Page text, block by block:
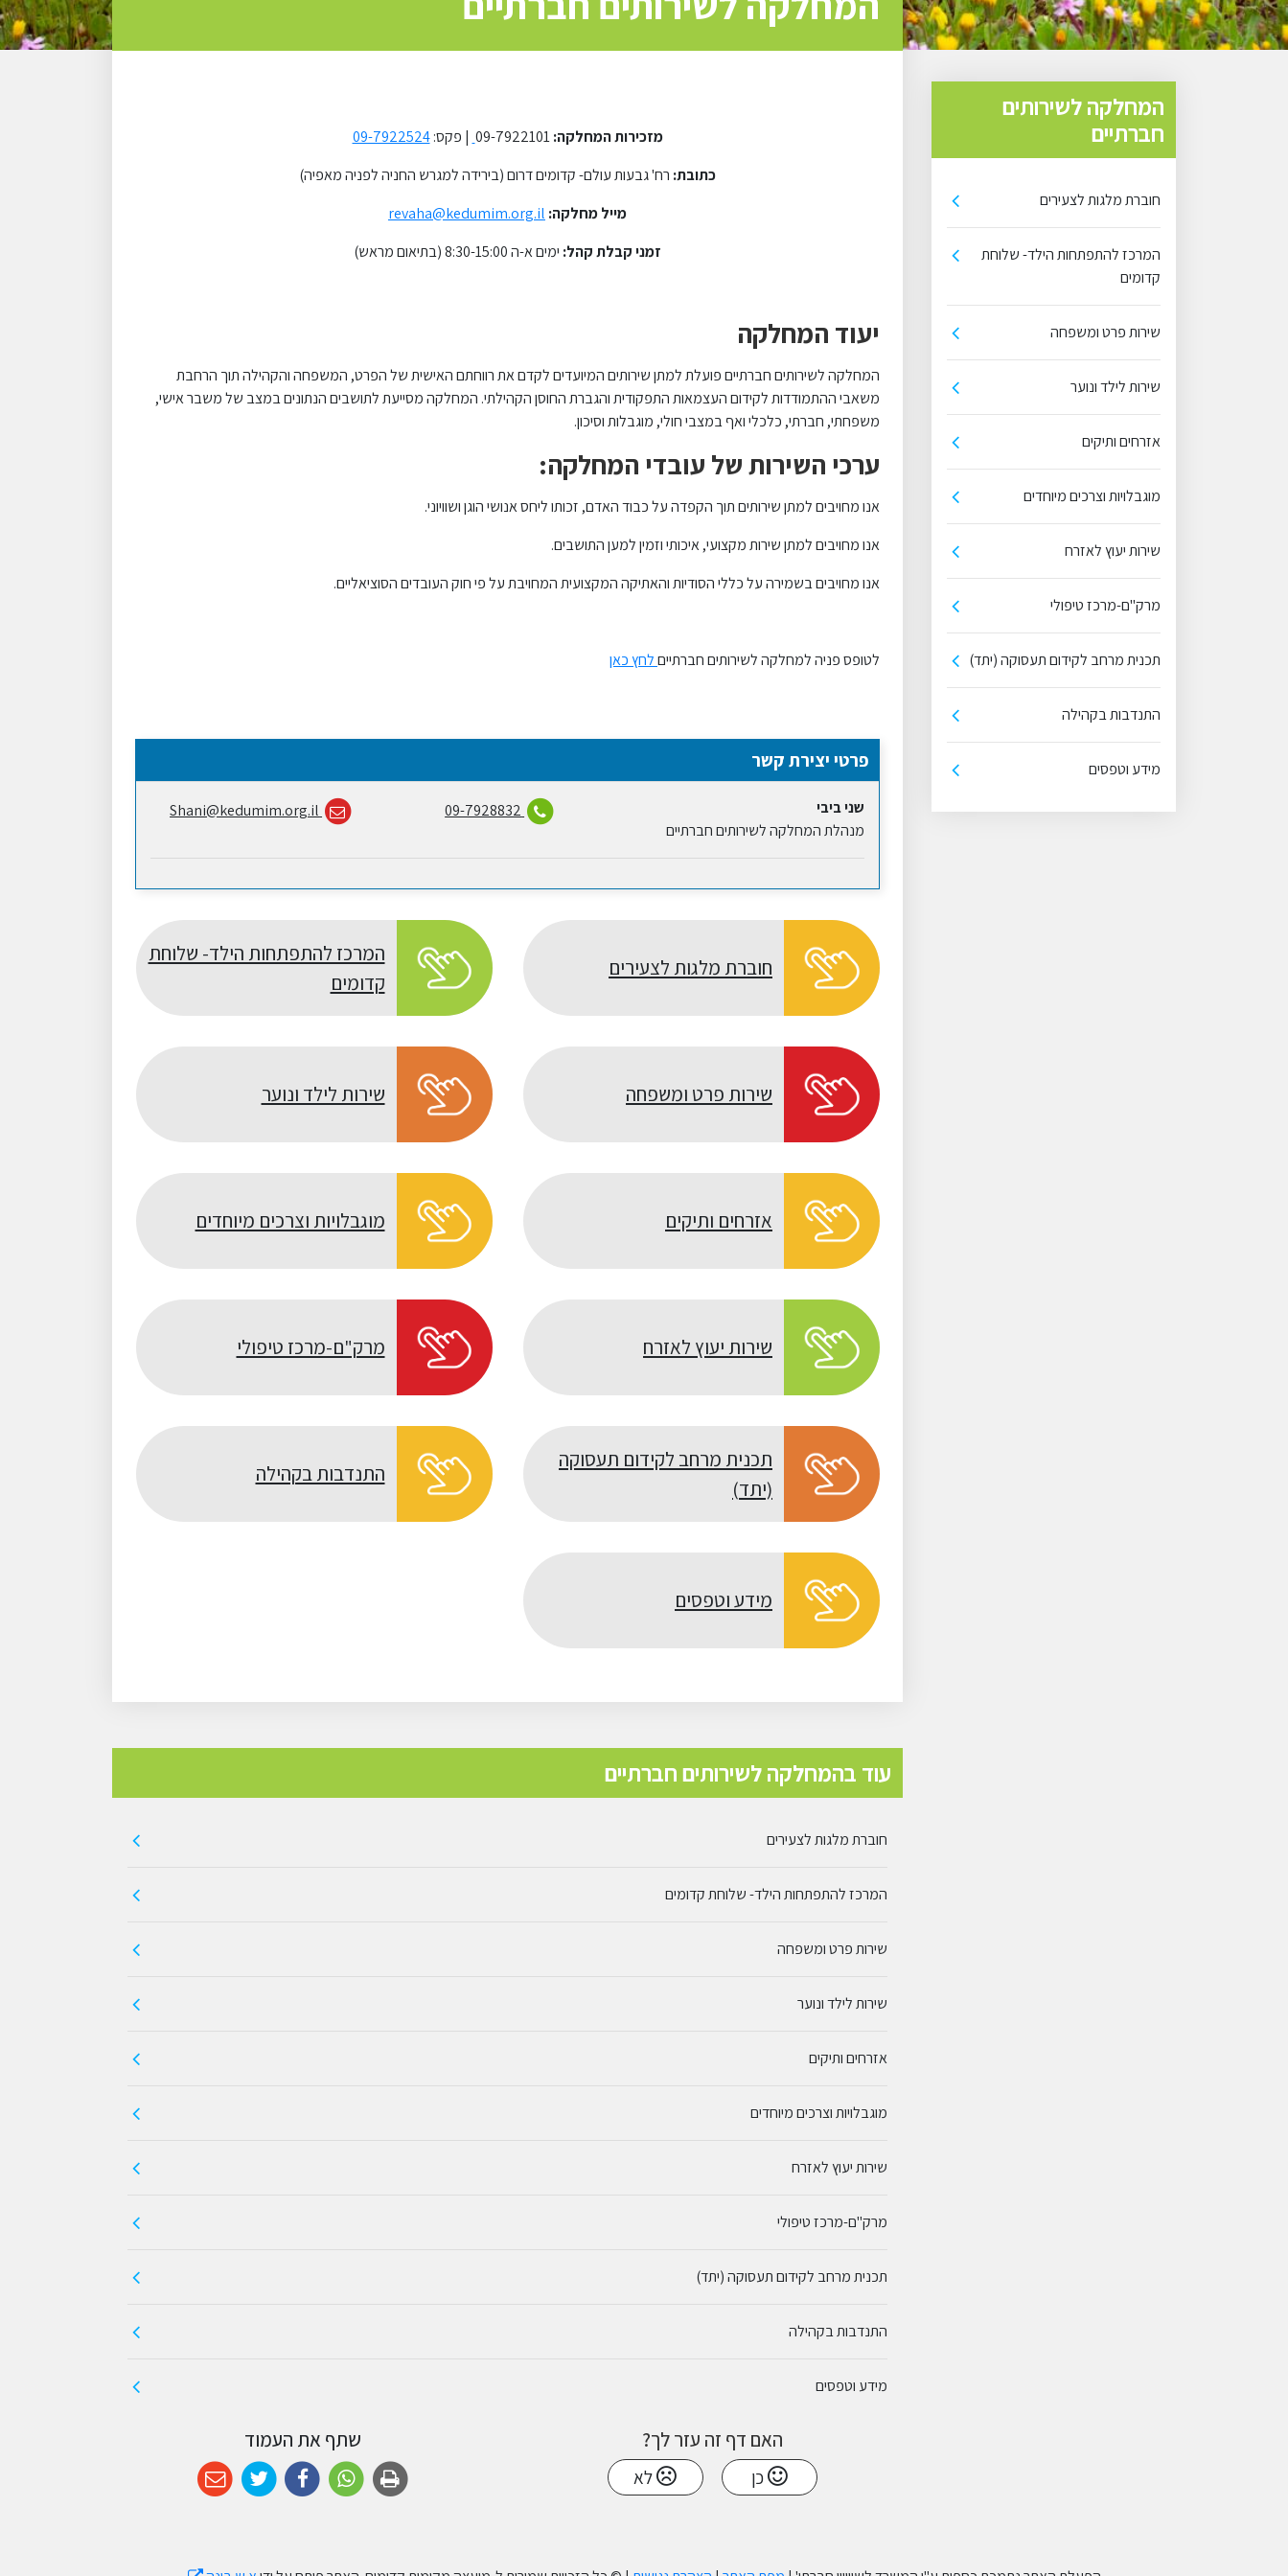
המחלקה לשירותים
חברתיים
חוברת מלגות לצעירים
המרכז להתפתחות הילד- שלוחת
קדומים
שירות פרט ומשפחה
שירות לילד ונוער
אזרחים ותיקים
מוגבלויות וצרכים מיוחדים
שירות יעוץ לאזרח
מרק"ם-מרכז טיפולי
תכנית מרחב לקידום תעסוקה (יתד)
התנדבות בקהילה
מידע וטפסים
מזכירות המחלקה:09-7922101 | פקס:09-7922524
כתובת: רח' גבעות עולם- קדומים דרום (בירידה למגרש החניה לפניה מאפיה)
מייל מחלקה: revaha@kedumim.org.il
זמני קבלת קהל: ימים א-ה 8:30-15:00 (בתיאום מראש)
יעוד המחלקה
המחלקה לשירותים חברתיים פועלת למתן שירותים המיועדים לקדם את רווחתם האישית של הפרט, המשפחה והקהילה תוך הרחבת
משאבי ההתמודדות לקידום העצמאות התפקודית והגברת החוסן הקהילתי. המחלקה מסייעת לתושבים הנתונים במצב של משבר אישי,
משפחתי, חברתי, כלכלי ואף במצבי חולי, מוגבלות וסיכון.
ערכי השירות של עובדי המחלקה:
אנו מחויבים למתן שירותים תוך הקפדה על כבוד האדם, זכותו ליחס אנושי הוגן ושוויוני.
אנו מחויבים למתן שירות מקצועי, איכותי וזמין למען התושבים.
אנו מחויבים בשמירה על כללי הסודיות והאתיקה המקצועית המחויבת על פי חוק העובדים הסוציאליים.
לטופס פניה למחלקה לשירותים חברתייםלחץ כאן
פרטי יצירת קשר
שני ביבי
מנהלת המחלקה לשירותים חברתיים
09-7928832
Shani@kedumim.org.il
חוברת מלגות לצעירים
המרכז להתפתחות הילד- שלוחת
קדומים
שירות פרט ומשפחה שירות לילד ונוער
אזרחים ותיקים מוגבלויות וצרכים מיוחדים
שירות יעוץ לאזרח מרק"ם-מרכז טיפולי
תכנית מרחב לקידום תעסוקה
(יתד)
התנדבות בקהילה
מידע וטפסים
עוד בהמחלקה לשירותים חברתיים
חוברת מלגות לצעירים
המרכז להתפתחות הילד- שלוחת קדומים
שירות פרט ומשפחה
שירות לילד ונוער
אזרחים ותיקים
מוגבלויות וצרכים מיוחדים
שירות יעוץ לאזרח
מרק"ם-מרכז טיפולי
תכנית מרחב לקידום תעסוקה (יתד)
התנדבות בקהילה
מידע וטפסים
האם דף זה עזר לך?
כן לא
שתף את העמוד